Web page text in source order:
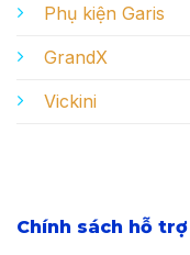
Phụ kiện Garis
GrandX
Vickini
Chính sách hỗ trợ